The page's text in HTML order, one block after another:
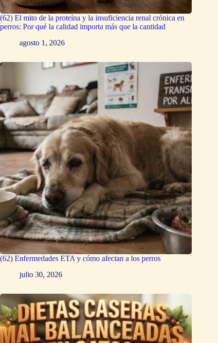
(62) El mito de la proteína y la insuficiencia renal crónica en
perros: Por qué la calidad importa más que la cantidad
agosto 1, 2026
(62) Enfermedades ETA y cómo afectan a los perros
julio 30, 2026